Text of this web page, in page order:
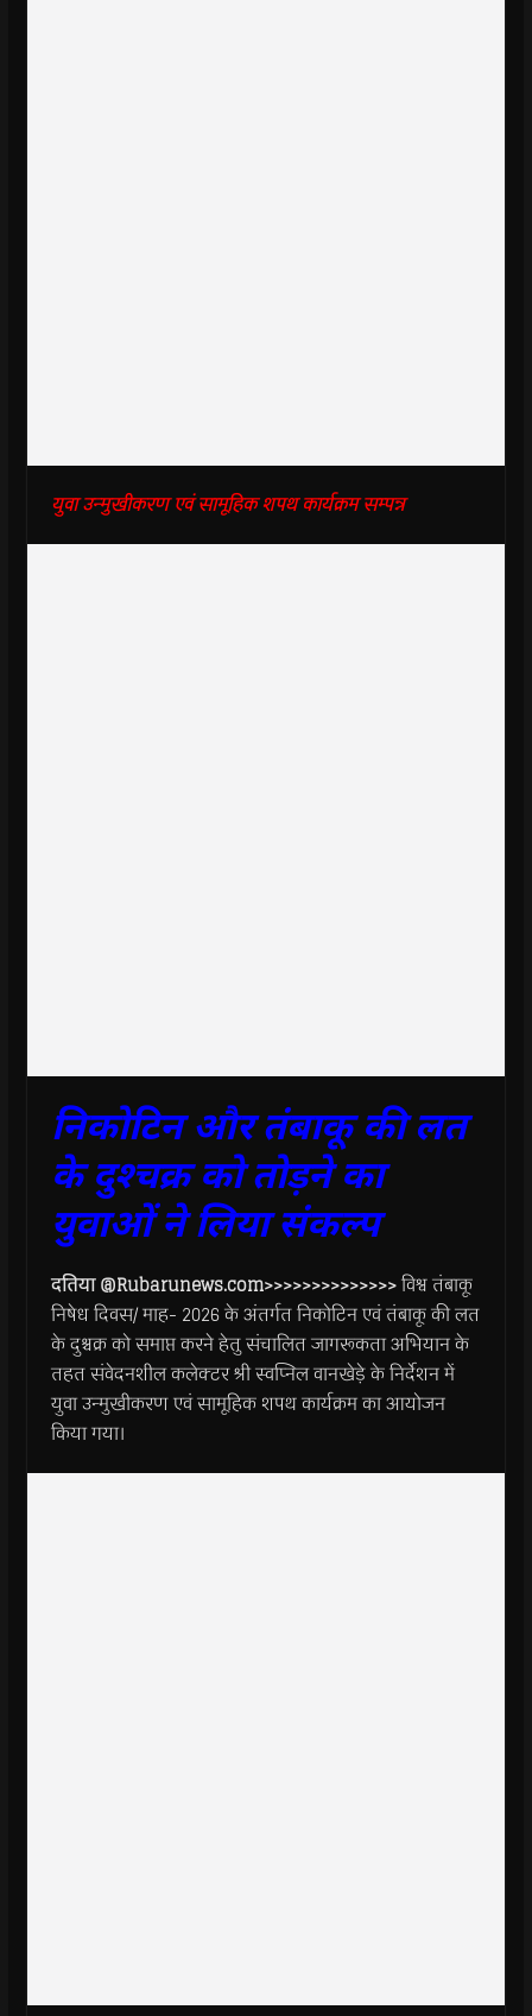
युवा उन्मुखीकरण एवं सामूहिक शपथ कार्यक्रम सम्पन्न
निकोटिन और तंबाकू की लत
के दुश्चक्र को तोड़ने का
युवाओं ने लिया संकल्प
दतिया @Rubarunews.com>>>>>>>>>>>>>>विश्व तंबाकू
निषेध दिवस/ माह- 2026 के अंतर्गत निकोटिन एवं तंबाकू की लत
के दुश्चक्र को समाप्त करने हेतु संचालित जागरूकता अभियान के
तहत संवेदनशील कलेक्टर श्री स्वप्निल वानखेड़े के निर्देशन में
युवा उन्मुखीकरण एवं सामूहिक शपथ कार्यक्रम का आयोजन
किया गया।